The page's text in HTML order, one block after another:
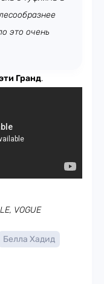
это очень
Гранд.
VOGUE
Белла Хадид